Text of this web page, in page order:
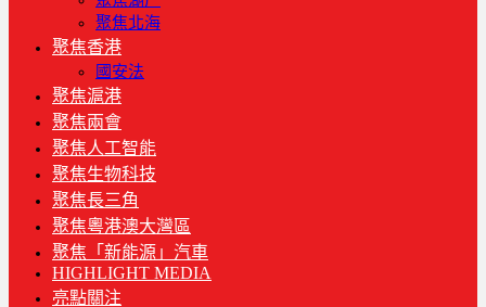
聚焦北海
聚焦香港
國安法
聚焦滬港
聚焦兩會
聚焦人工智能
聚焦生物科技
聚焦長三角
聚焦粵港澳大灣區
聚焦「新能源」汽車
HIGHLIGHT MEDIA
亮點關注